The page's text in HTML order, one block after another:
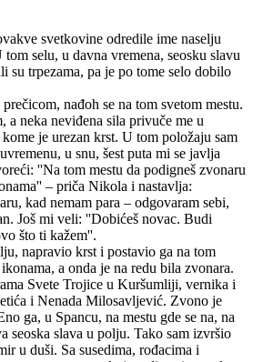
svetkovine odredile ime naselju
selu, u davna vremena, seosku slavu
su trpezama, pa je po tome selo dobilo
nađoh se na tom svetom mestu.
a neka neviđena sila privuče me u
je urezan krst. U tom položaju sam
u snu, šest puta mi se javlja
''Na tom mestu da podigneš zvonaru
– priča Nikola i nastavlja:
kad nemam para – odgovaram sebi,
Još mi veli: ''Dobićeš novac. Budi
što ti kažem''.
napravio krst i postavio ga na tom
a onda je na redu bila zvonara.
Svete Trojice u Kuršumliji, vernika i
i Nenada Milosavljević. Zvono je
ga, u Spancu, na mestu gde se na, na
seoska slava u polju. Tako sam izvršio
u duši. Sa susedima, rođacima i